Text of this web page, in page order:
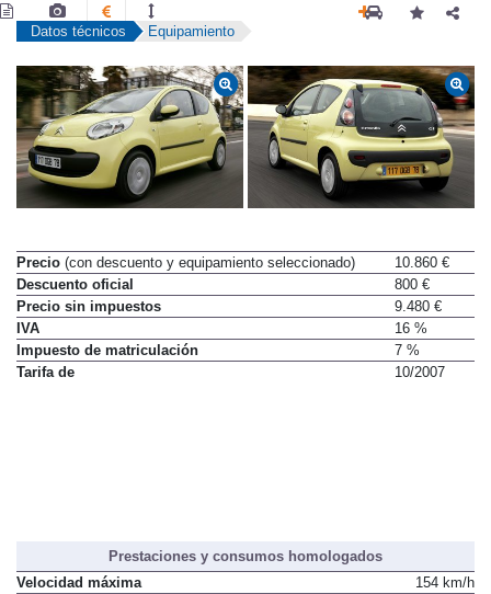
Datos técnicos Equipamiento
Precio (con descuento y equipamiento seleccionado)
10.860 €
Descuento oficial
800 €
Precio sin impuestos
9.480 €
IVA
16 %
Impuesto de matriculación
7 %
Tarifa de
10/2007
Prestaciones y consumos homologados
Velocidad máxima
154 km/h